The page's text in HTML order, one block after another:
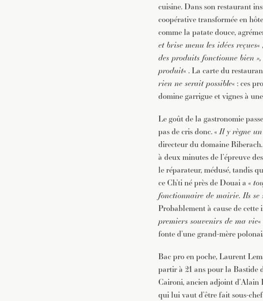
cuisine. Dans son restaurant
coopérative transformée en
comme la patate douce,
et brise menu les idées reçues«
des produits fonctionne bien
produit« . La carte du
rien ne serait possible« : ces
domine garrigue et vignes à
Le goût de la gastronomie
pas de cris donc. «Il y règne
directeur du domaine
à deux minutes de l’épreuve
le réparateur, médusé, tandis
ce Ch’ti né près de Douai a «
fonctionnaire de mairie. Ils
Probablement à cause de cette
premiers souvenirs de ma vie
fonte d’une grand-mère
Bac pro en poche, Laurent
partir à 21 ans pour la Bastide
Caironi, ancien adjoint d’Alain
qui lui vaut d’être fait sous-